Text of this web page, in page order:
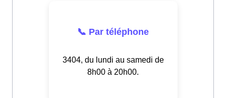
📞 Par téléphone
3404, du lundi au samedi de
8h00 à 20h00.